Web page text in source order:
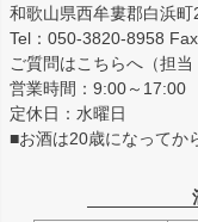
和歌山県西牟婁郡白浜
Tel：050-3820-8958
ご質問はこちらへ（担当
営業時間：9:00～17:00
定休日：水曜日
■お酒は20歳になってか